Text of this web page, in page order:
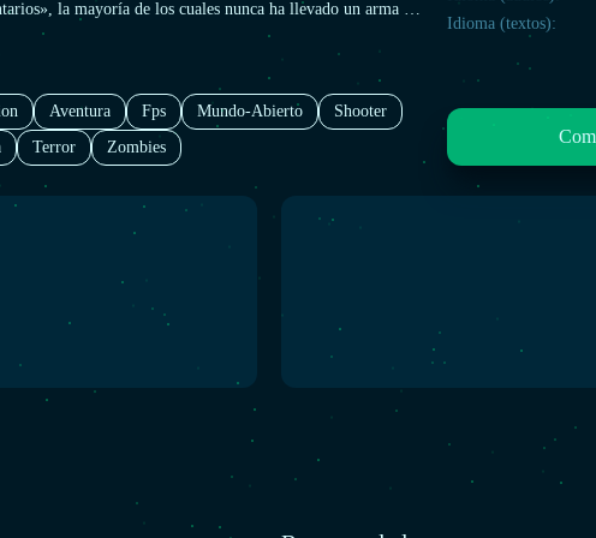
la mayoría de los cuales nunca ha llevado un arma en
a Granichny. Su misión es investigar las actividades
la isla, reunir información y llevar a cabo tareas peligrosas,
corregir los errores del pasado. Ninguno de ellos está
que se avecina.
Aventura Fps Mundo-Abierto
Shooter
Terror Zombies
Idioma (textos):